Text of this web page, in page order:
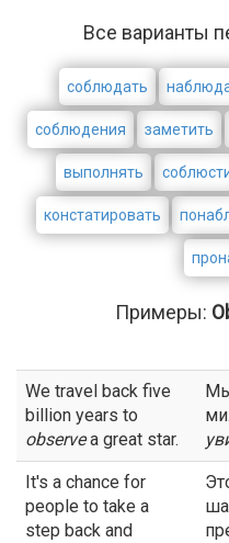
Все варианты
соблюдать
соблюдения заметить
выполнять
констатировать
Примеры:
We travel back five
billion years to
observea great star.
It's a chance for
people to take a
step back and